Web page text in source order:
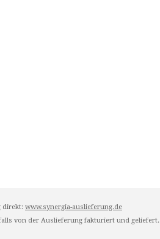
direkt: www.synergia-auslieferung.de
von der Auslieferung fakturiert und geliefert.